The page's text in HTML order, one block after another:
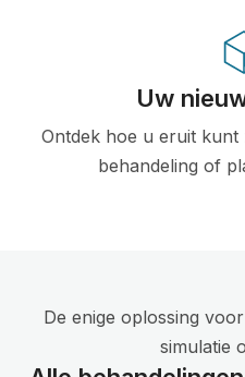
Uw
Ontdek hoe u eruit kunt
behandeling of
De enige oplossing
simulatie